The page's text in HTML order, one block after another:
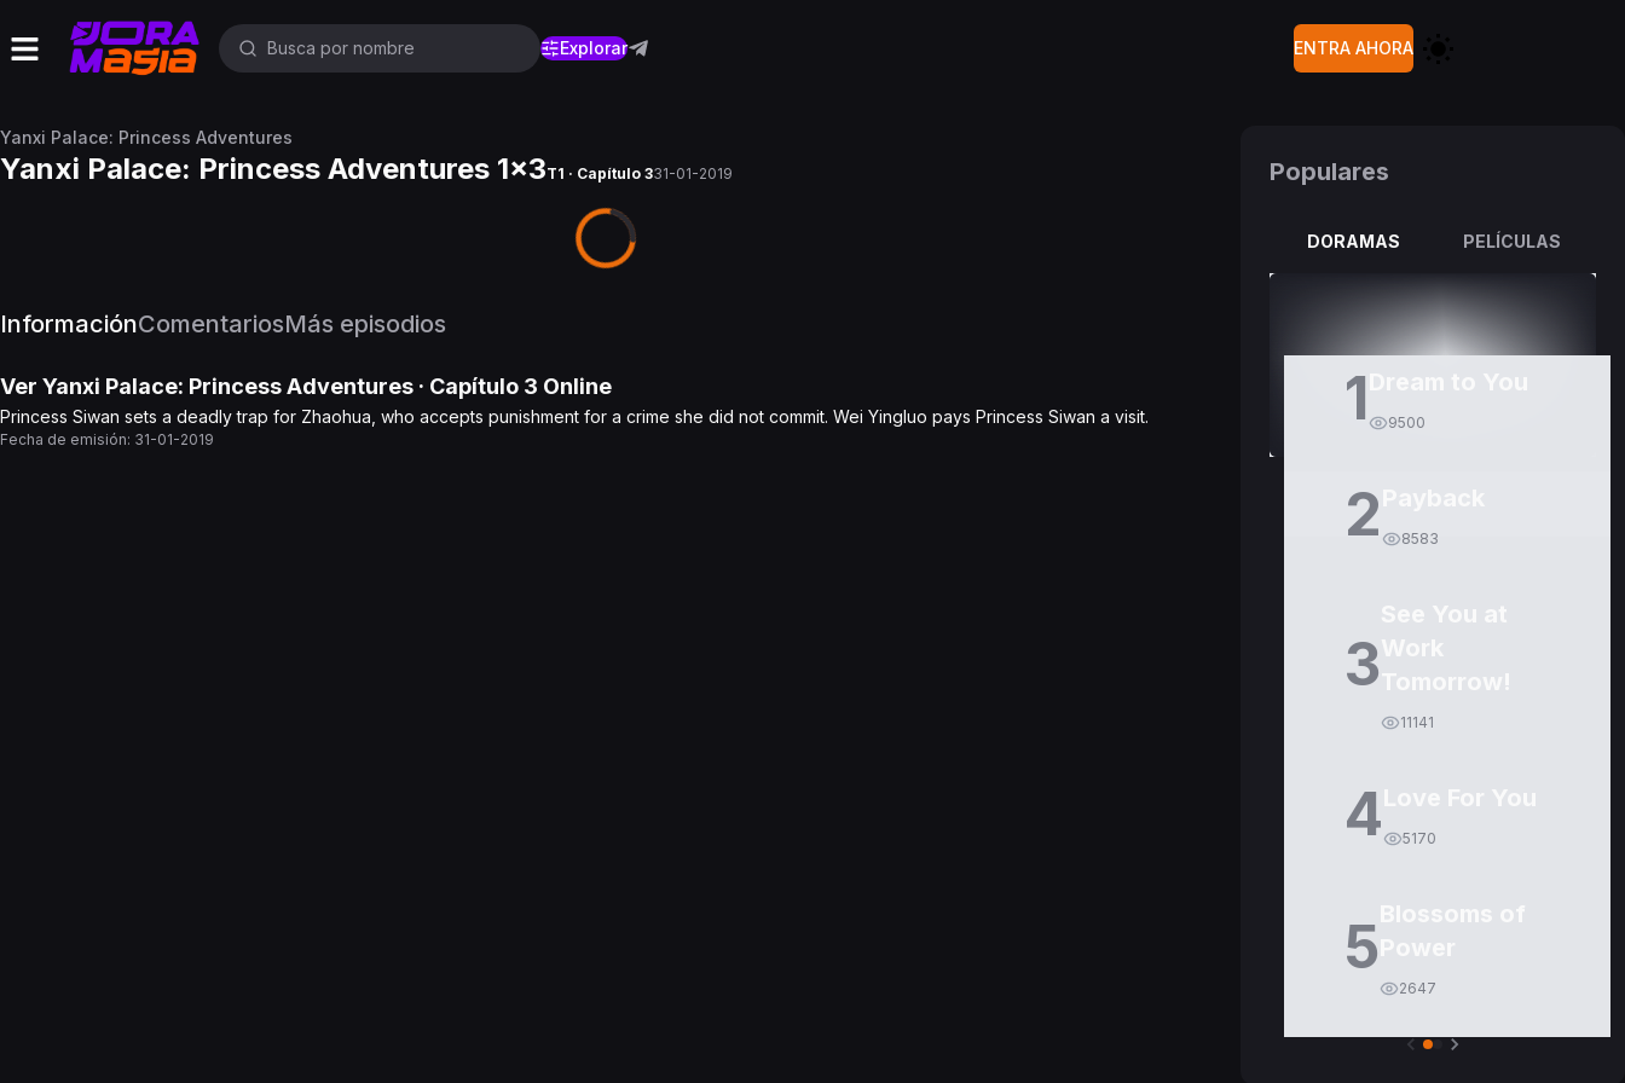
Explorar ENTRA AHORA
Yanxi Palace: Princess Adventures
Yanxi Palace: Princess Adventures 1x3T1 · Capítulo 331-01-2019
InformaciónComentariosMás episodios
Ver Yanxi Palace: Princess Adventures · Capítulo 3 Online
Princess Siwan sets a deadly trap for Zhaohua, who accepts punishment for a crime she did not commit. Wei Yingluo pays Princess Siwan a visit.
Fecha de emisión: 31-01-2019
Populares
DORAMAS PELÍCULAS
1 9500
2 8583
3
11141
4 5170
5
2647